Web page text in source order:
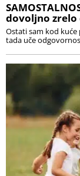
dovoljno zrelo
Ostati sam kod kuće
tada uče